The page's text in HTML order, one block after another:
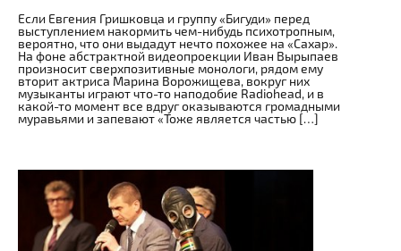
Если Евгения Гришковца и группу «Бигуди» перед
выступлением накормить чем-нибудь психотропным,
вероятно, что они выдадут нечто похожее на «Сахар».
На фоне абстрактной видеопроекции Иван Вырыпаев
произносит сверхпозитивные монологи, рядом ему
вторит актриса Марина Ворожищева, вокруг них
музыканты играют что-то наподобие Radiohead, и в
какой-то момент все вдруг оказываются громадными
муравьями и запевают «Тоже является частью […]